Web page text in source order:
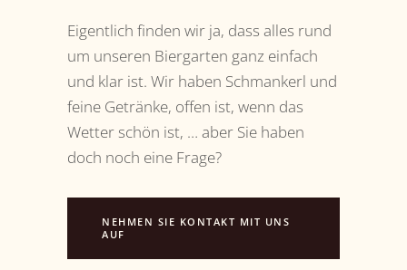
Eigentlich finden wir ja, dass alles rund
um unseren Biergarten ganz einfach
und klar ist. Wir haben Schmankerl und
feine Getränke, offen ist, wenn das
Wetter schön ist, … aber Sie haben
doch noch eine Frage?
NEHMEN SIE KONTAKT MIT UNS
AUF